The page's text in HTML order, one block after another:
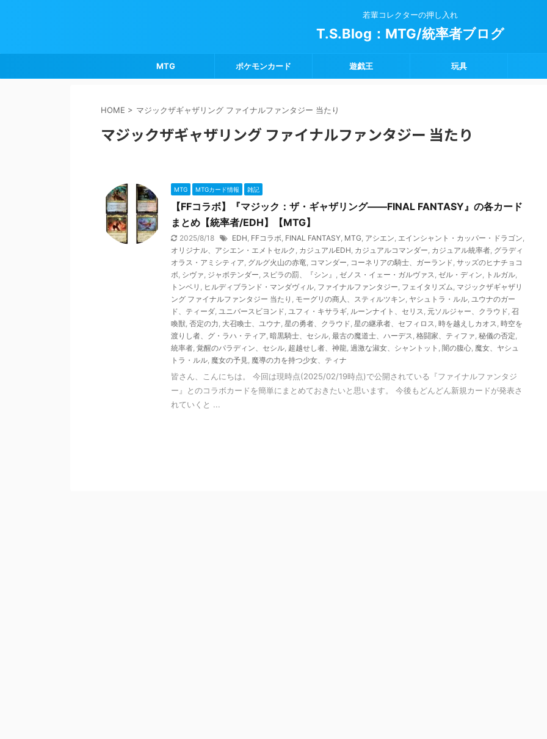
若輩コレクターの押し入れ
T.S.Blog：MTG/統率者ブログ
MTG ポケモンカード 遊戯王 玩具
HOME > マジックザギャザリング ファイナルファンタジー 当たり
マジックザギャザリング ファイナルファンタジー 当たり
MTG MTGカード情報 雑記
【FFコラボ】『マジック：ザ・ギャザリング――FINAL FANTASY』の各カード
まとめ【統率者/EDH】【MTG】
2025/8/18 EDH, FFコラボ, FINAL FANTASY, MTG, アシエン, エインシャント・カッパー・ドラゴン,
オリジナル、アシエン・エメトセルク , カジュアルEDH, カジュアルコマンダー, カジュアル統率者, グラディ
オラス・アミシティア, グルグ火山の赤竜, コマンダー, コーネリアの騎士、ガーランド, サッズのヒナチョコ
ボ, シヴァ, ジャボテンダー, スピラの罰、『シン』 , ゼノス・イェー・ガルヴァス, ゼル・ディン, トルガル,
トンベリ , ヒルディブランド・マンダヴィル, ファイナルファンタジー, フェイタリズム, マジックザギャザリ
ング ファイナルファンタジー 当たり , モーグリの商人、スティルツキン, ヤシュトラ・ルル, ユウナのガー
ド、ティーダ, ユニバースビヨンド, ユフィ・キサラギ, ルーンナイト、セリス, 元ソルジャー、クラウド, 召
喚獣, 否定の力, 大召喚士、ユウナ, 星の勇者、クラウド, 星の継承者、セフィロス, 時を越えしカオス, 時空を
渡りし者、グ・ラハ・ティア, 暗黒騎士、セシル, 最古の魔道士、ハーデス, 格闘家、ティファ, 秘儀の否定,
統率者, 覚醒のパラディン、セシル, 超越せし者、神龍, 過激な淑女、シャントット , 闇の腹心, 魔女、ヤシュ
トラ・ルル, 魔女の予見, 魔導の力を持つ少女、ティナ
皆さん、こんにちは。 今回は現時点(2025/02/19時点)で公開されている『ファイナルファンタジ
ー』とのコラボカードを簡単にまとめておきたいと思います。 今後もどんどん新規カードが発表さ
れていくと ...